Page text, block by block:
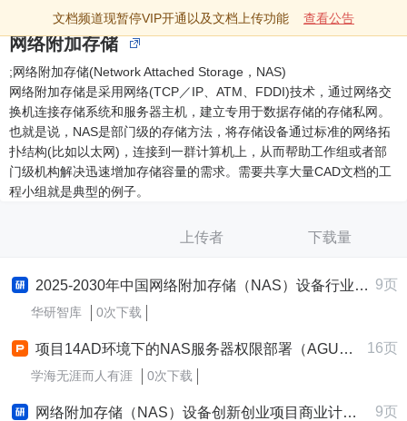
文档频道现暂停VIP开通以及文档上传功能 查看公告
网络附加存储
;网络附加存储(Network Attached Storage，NAS)
网络附加存储是采用网络(TCP／IP、ATM、FDDI)技术，通过网络交
换机连接存储系统和服务器主机，建立专用于数据存储的存储私网。
也就是说，NAS是部门级的存储方法，将存储设备通过标准的网络拓
扑结构(比如以太网)，连接到一群计算机上，从而帮助工作组或者部
门级机构解决迅速增加存储容量的需求。需要共享大量CAD文档的工
程小组就是典型的例子。
上传者 下载量
2025-2030年中国网络附加存储（NAS）设备行业前景趋势预测及发展战略咨询报告 9页
华研智库 0次下载
项目14AD环境下的NAS服务器权限部署（AGUDLP原则）-16-9 16页
学海无涯而人有涯 0次下载
网络附加存储（NAS）设备创新创业项目商业计划书 9页